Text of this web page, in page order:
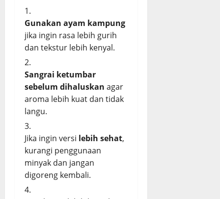
Gunakan ayam kampung
jika ingin rasa lebih gurih
dan tekstur lebih kenyal.
Sangrai ketumbar
sebelum dihaluskan agar
aroma lebih kuat dan tidak
langu.
Jika ingin versi lebih sehat,
kurangi penggunaan
minyak dan jangan
digoreng kembali.